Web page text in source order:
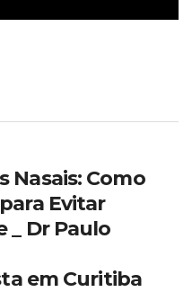
Nasais: Como
Evitar
_ Dr Paulo
em Curitiba